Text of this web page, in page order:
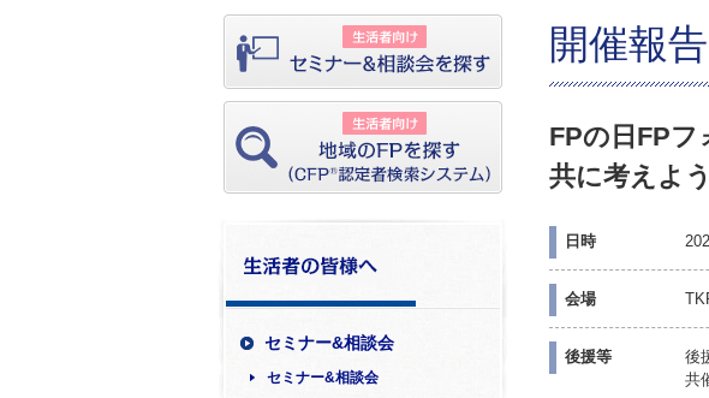
セミナー&相談会
セミナー&相談会
開催報告
FPの日FPフ
共に考えよ
日時
会場
後援等
後
共